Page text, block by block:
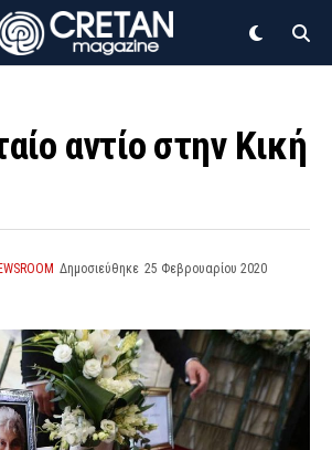
αντίο στην Κική
Δημοσιεύθηκε 25 Φεβρουαρίου 2020